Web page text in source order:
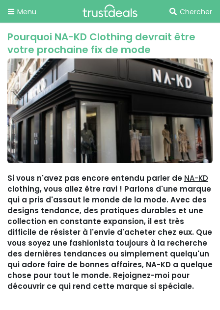
Menu Chercher
Pourquoi NA-KD Clothing devrait être
votre prochaine fix de mode
Si vous n'avez pas encore entendu parler de NA-KD
clothing, vous allez être ravi ! Parlons d'une marque
qui a pris d'assaut le monde de la mode. Avec des
designs tendance, des pratiques durables et une
collection en constante expansion, il est très
difficile de résister à l'envie d'acheter chez eux. Que
vous soyez une fashionista toujours à la recherche
des dernières tendances ou simplement quelqu'un
qui adore faire de bonnes affaires, NA-KD a quelque
chose pour tout le monde. Rejoignez-moi pour
découvrir ce qui rend cette marque si spéciale.